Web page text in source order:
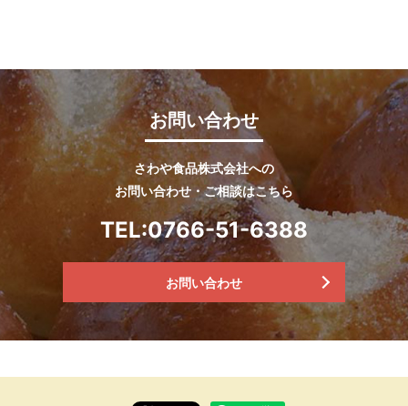
お問い合わせ
さわや食品株式会社への
お問い合わせ・ご相談はこちら
TEL:0766-51-6388
お問い合わせ